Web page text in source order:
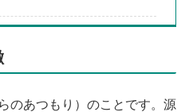
のあつもり）のことです。源